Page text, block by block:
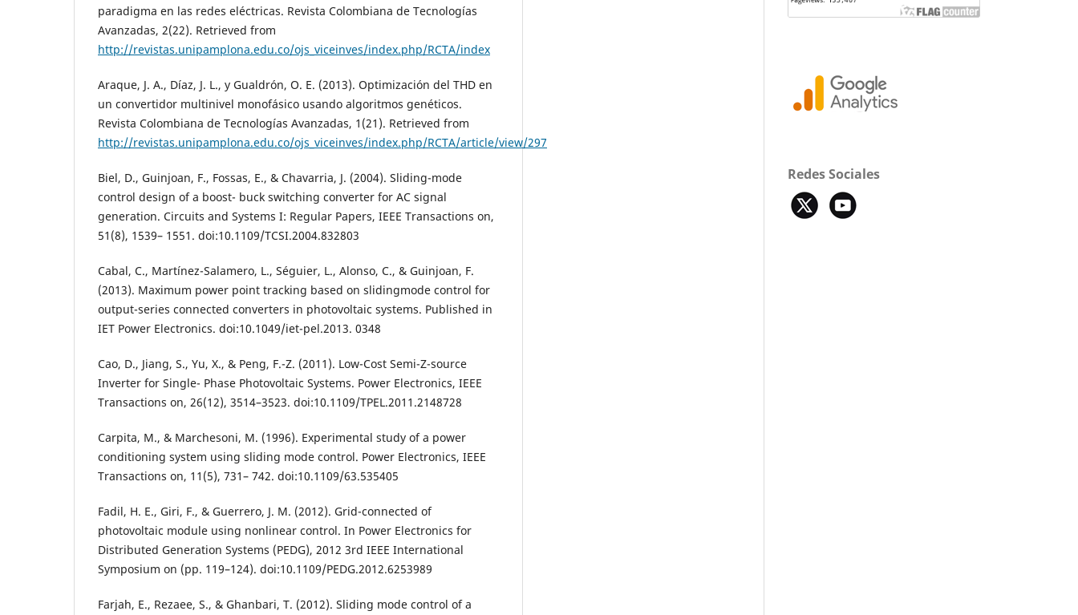
paradigma en las redes eléctricas. Revista Colombiana de Tecnologías
Avanzadas, 2(22). Retrieved from
http://revistas.unipamplona.edu.co/ojs_viceinves/index.php/RCTA/index
Araque, J. A., Díaz, J. L., y Gualdrón, O. E. (2013). Optimización del THD en
un convertidor multinivel monofásico usando algoritmos genéticos.
Revista Colombiana de Tecnologías Avanzadas, 1(21). Retrieved from
http://revistas.unipamplona.edu.co/ojs_viceinves/index.php/RCTA/article/view/297
Biel, D., Guinjoan, F., Fossas, E., & Chavarria, J. (2004). Sliding-mode
control design of a boost- buck switching converter for AC signal
generation. Circuits and Systems I: Regular Papers, IEEE Transactions on,
51(8), 1539– 1551. doi:10.1109/TCSI.2004.832803
Cabal, C., Martínez-Salamero, L., Séguier, L., Alonso, C., & Guinjoan, F.
(2013). Maximum power point tracking based on slidingmode control for
output-series connected converters in photovoltaic systems. Published in
IET Power Electronics. doi:10.1049/iet-pel.2013. 0348
Cao, D., Jiang, S., Yu, X., & Peng, F.-Z. (2011). Low-Cost Semi-Z-source
Inverter for Single- Phase Photovoltaic Systems. Power Electronics, IEEE
Transactions on, 26(12), 3514–3523. doi:10.1109/TPEL.2011.2148728
Carpita, M., & Marchesoni, M. (1996). Experimental study of a power
conditioning system using sliding mode control. Power Electronics, IEEE
Transactions on, 11(5), 731– 742. doi:10.1109/63.535405
Fadil, H. E., Giri, F., & Guerrero, J. M. (2012). Grid-connected of
photovoltaic module using nonlinear control. In Power Electronics for
Distributed Generation Systems (PEDG), 2012 3rd IEEE International
Symposium on (pp. 119–124). doi:10.1109/PEDG.2012.6253989
Farjah, E., Rezaee, S., & Ghanbari, T. (2012). Sliding mode control of a
Redes Sociales